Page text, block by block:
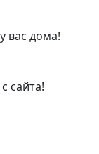
вас дома!
сайта!